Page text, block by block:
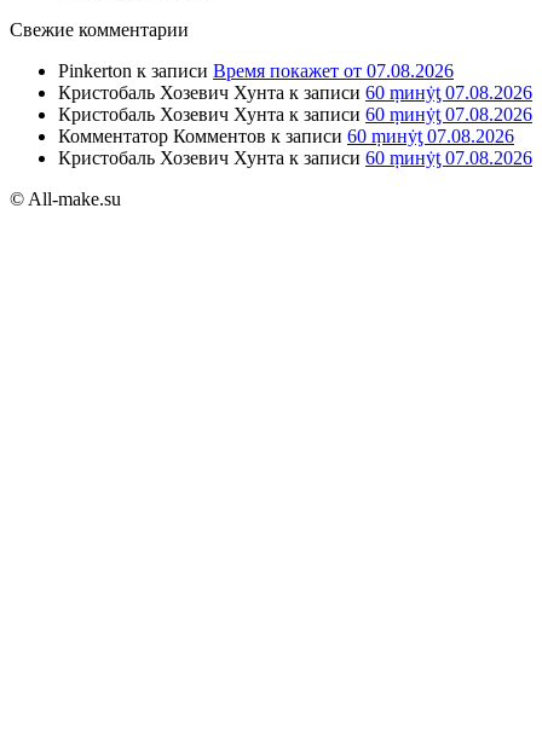
Свежие комментарии
Pinkerton к записи Время покажет от 07.08.2026
Кристобаль Хозевич Хунта к записи 60 ṃинẏƫ 07.08.2026
Кристобаль Хозевич Хунта к записи 60 ṃинẏƫ 07.08.2026
Комментатор Комментов к записи 60 ṃинẏƫ 07.08.2026
Кристобаль Хозевич Хунта к записи 60 ṃинẏƫ 07.08.2026
© All-make.su